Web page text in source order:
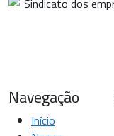
Navegação
Início